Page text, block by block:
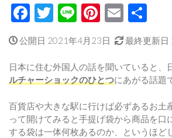
Facebook
Twitter
LinePinterest
Email
有
公開日 2021年4月23日 最終更新
日本に住む外国人の話を聞いていると、
ルチャーショックのひとつにあがる話題
百貨店や大きな駅に行けば必ずあるお土
って開けてみると手提げ袋から商品を口
する袋は一体何枚あるのか、というほど